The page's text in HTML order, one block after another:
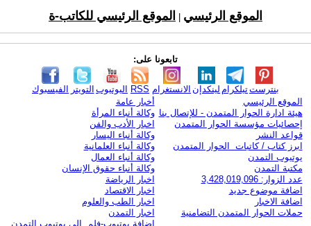
الموقع الرئيسي الموقع الرئيسي للكاتب-ة
تابعونا على:
الفيسبوك التويتر اليوتيوب RSS الانستغرام لينكدإن تيلكرامبنترست
الموقع الرئيسي
هيئة ادارة الحوار المتمدن - للإتصال بنا
إحصائيات مؤسسة الحوار المتمدن
قواعد النشر
ابرز كتاب / كاتبات الحوار المتمدن
يوتيوب التمدن
مكتبة التمدن
عدد الزوار: 3,428,019,096
اضافة موضوع جديد
اضافة الاخبار
حملات الحوار المتمدن التضامنية
أخبار عامة
وكالة أنباء المرأة
اخبار الأدب والفن
وكالة أنباء اليسار
وكالة أنباء العلمانية
وكالة أنباء العمال
وكالة أنباء حقوق الإنسان
اخبار الرياضة
اخبار الاقتصاد
اخبار الطب والعلوم
اخبار التمدن
إضافة يوتيوب-فلم إلى يوتيوب التمدن